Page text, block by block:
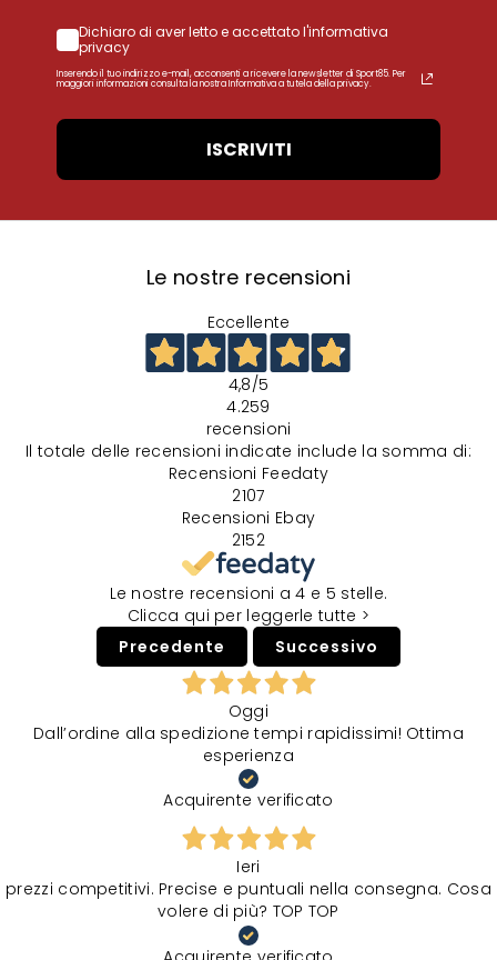
Dichiaro di aver letto e accettato l'informativa
privacy
Inserendo il tuo indirizzo e-mail, acconsenti a ricevere la newsletter di Sport85. Per
maggiori informazioni consulta la nostra Informativa a tutela della privacy.
ISCRIVITI
Le nostre recensioni
Eccellente
4,8/5
4.259
recensioni
Il totale delle recensioni indicate include la somma di:
Recensioni Feedaty
2107
Recensioni Ebay
2152
Le nostre recensioni a 4 e 5 stelle.
Clicca qui per leggerle tutte >
Precedente
Successivo
Oggi
Dall’ordine alla spedizione tempi rapidissimi! Ottima
esperienza
Acquirente verificato
Ieri
prezzi competitivi. Precise e puntuali nella consegna. Cosa
volere di più? TOP TOP